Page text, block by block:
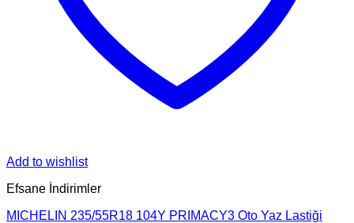
Add to wishlist
Efsane İndirimler
MICHELIN 235/55R18 104Y PRIMACY3 Oto Yaz Lastiği